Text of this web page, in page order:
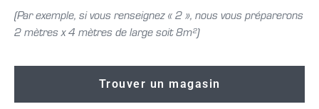
(Par exemple, si vous renseignez « 2 », nous vous préparerons
2 mètres x 4 mètres de large soit 8m²)
Trouver un magasin